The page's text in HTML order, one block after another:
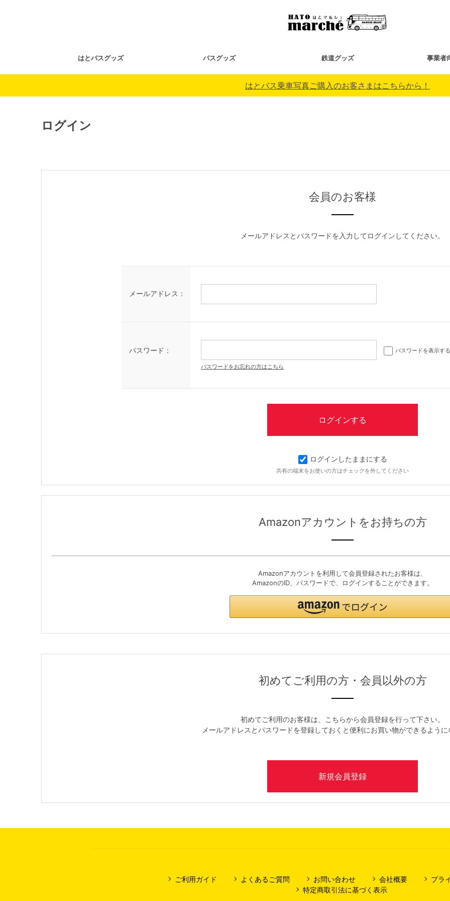
はとバスグッズ バスグッズ 鉄道グッズ 事業者
はとバス乗車写真ご購入のお客さまはこちらから！
ログイン
会員のお客様
メールアドレスとパスワードを入力してログインしてください。
メールアドレス：
パスワード： パスワードを表示する
パスワードをお忘れの方はこちら
ログインしたままにする
共有の端末をお使いの方はチェックを外してください
Amazonアカウントをお持ちの方
Amazonアカウントを利用して会員登録されたお客様は、
AmazonのID、パスワードで、ログインすることができます。
初めてご利用の方・会員以外の方
初めてご利用のお客様は、こちらから会員登録を行って下さい。
メールアドレスとパスワードを登録しておくと便利にお買い物ができるよう
ご利用ガイド よくあるご質問 お問い合わせ 会社概要
プラ
特定商取引法に基づく表示